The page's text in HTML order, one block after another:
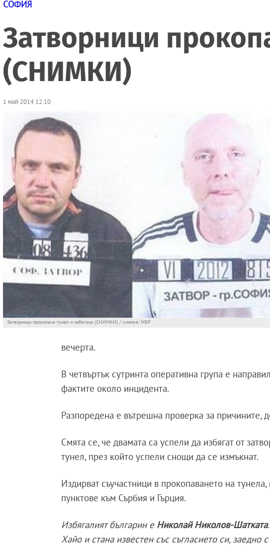
СОФИЯ
Затворници
(СНИМКИ)
1 май 2014 12:10
Затворници прокопаха тунел и избягаха (СНИМКИ) / снимка: МВР
вечерта.
В четвъртък сутринта оперативна група е
фактите около инцидента.
Разпоредена е вътрешна проверка за причините,
Смята се, че двамата са успели да избягат от
тунел, през който успели снощи да се измъкнат.
Издирват съучастници в прокопаването на
пунктове към Сърбия и Гърция.
Избягалият българин е Николай Николов-Шатката
Хайо и стана известен със съгласието си, заедно